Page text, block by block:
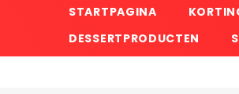
STARTPAGINA
DESSERTPRODUCTEN